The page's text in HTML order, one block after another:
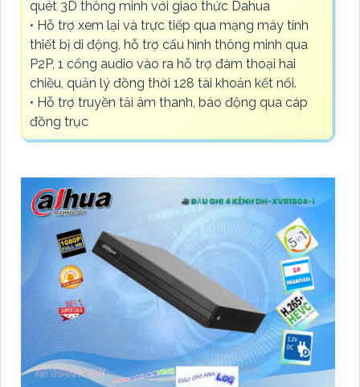
quét 3D thông minh với giao thức Dahua
• Hỗ trợ xem lại và trực tiếp qua mạng máy tính
thiết bị di động, hỗ trợ cấu hình thông minh qua
P2P, 1 cổng audio vào ra hỗ trợ đàm thoại hai
chiều, quản lý đồng thời 128 tài khoản kết nối.
• Hỗ trợ truyền tải âm thanh, báo động qua cáp
đồng trục